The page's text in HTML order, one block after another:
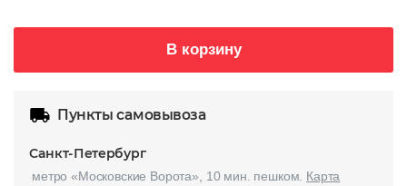
В корзину
Пункты самовывоза
Санкт-Петербург
метро «Московские Ворота», 10 мин. пешком. Карта